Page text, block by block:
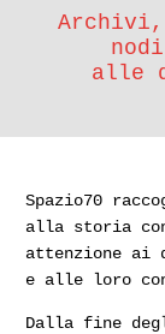
Archivi,
alle
Spazio70
alla storia
attenzione ai
e alle loro
Dalla fine